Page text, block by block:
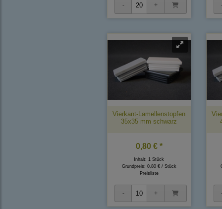
Vierkant-Lamellenstopfen
35x35 mm schwarz
0,80 € *
Inhalt: 1 Stück
Grundpreis: 0,80 € / Stück
Preisliste